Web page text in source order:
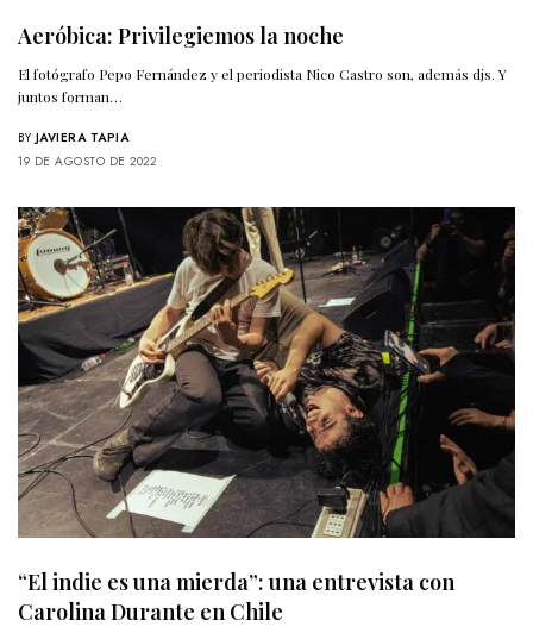
Aeróbica: Privilegiemos la noche
El fotógrafo Pepo Fernández y el periodista Nico Castro son, además djs. Y
juntos forman…
BY JAVIERA TAPIA
19 DE AGOSTO DE 2022
“El indie es una mierda”: una entrevista con
Carolina Durante en Chile